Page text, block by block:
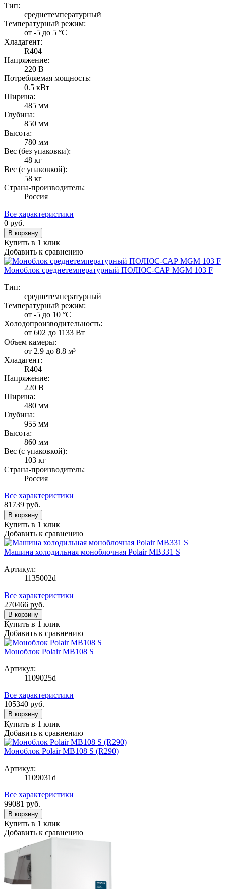
Тип:
среднетемпературный
Температурный режим:
от -5 до 5 °C
Хладагент:
R404
Напряжение:
220 В
Потребляемая мощность:
0.5 кВт
Ширина:
485 мм
Глубина:
850 мм
Высота:
780 мм
Вес (без упаковки):
48 кг
Вес (с упаковкой):
58 кг
Страна-производитель:
Россия
Все характеристики
0 руб.
В корзину
Купить в 1 клик
Добавить к сравнению
Моноблок среднетемпературный ПОЛЮС-САР MGM 103 F
Тип:
среднетемпературный
Температурный режим:
от -5 до 10 °C
Холодопроизводительность:
от 602 до 1133 Вт
Объем камеры:
от 2.9 до 8.8 м³
Хладагент:
R404
Напряжение:
220 В
Ширина:
480 мм
Глубина:
955 мм
Высота:
860 мм
Вес (с упаковкой):
103 кг
Страна-производитель:
Россия
Все характеристики
81739 руб.
В корзину
Купить в 1 клик
Добавить к сравнению
Машина холодильная моноблочная Polair MB331 S
Артикул:
1135002d
Все характеристики
270466 руб.
В корзину
Купить в 1 клик
Добавить к сравнению
Моноблок Polair MB108 S
Артикул:
1109025d
Все характеристики
105340 руб.
В корзину
Купить в 1 клик
Добавить к сравнению
Моноблок Polair MB108 S (R290)
Артикул:
1109031d
Все характеристики
99081 руб.
В корзину
Купить в 1 клик
Добавить к сравнению